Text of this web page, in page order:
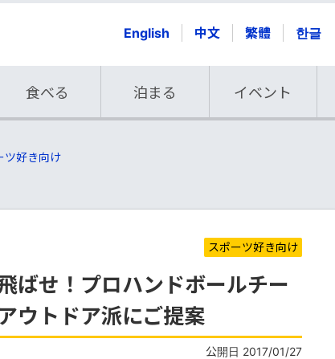
English 中文 繁體 한글
食べる 泊まる イベント
ツ好き向け
スポーツ好き向け
ばせ！プロハンドボールチー
ウトドア派にご提案
公開日 2017/01/27